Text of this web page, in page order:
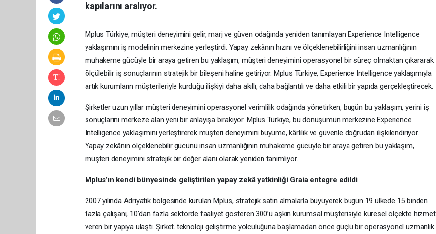
kapılarını aralıyor.
Mplus Türkiye, müşteri deneyimini gelir, marj ve güven odağında yeniden tanımlayan Experience Intelligence
yaklaşımını iş modelinin merkezine yerleştirdi. Yapay zekânın hızını ve ölçeklenebilirliğini insan uzmanlığının
muhakeme gücüyle bir araya getiren bu yaklaşım, müşteri deneyimini operasyonel bir süreç olmaktan çıkararak
ölçülebilir iş sonuçlarının stratejik bir bileşeni haline getiriyor. Mplus Türkiye, Experience Intelligence yaklaşımıyla
artık kurumların müşterileriyle kurduğu ilişkiyi daha akıllı, daha bağlantılı ve daha etkili bir yapıda gerçekleştirecek.
Şirketler uzun yıllar müşteri deneyimini operasyonel verimlilik odağında yönetirken, bugün bu yaklaşım, yerini iş
sonuçlarını merkeze alan yeni bir anlayışa bırakıyor. Mplus Türkiye, bu dönüşümün merkezine Experience
Intelligence yaklaşımını yerleştirerek müşteri deneyimini büyüme, kârlılık ve güvenle doğrudan ilişkilendiriyor.
Yapay zekânın ölçeklenebilir gücünü insan uzmanlığının muhakeme gücüyle bir araya getiren bu yaklaşım,
müşteri deneyimini stratejik bir değer alanı olarak yeniden tanımlıyor.
Mplus’ın kendi bünyesinde geliştirilen yapay zekâ yetkinliği Graia entegre edildi
2007 yılında Adriyatik bölgesinde kurulan Mplus, stratejik satın almalarla büyüyerek bugün 19 ülkede 15 binden
fazla çalışanı, 10’dan fazla sektörde faaliyet gösteren 300’ü aşkın kurumsal müşterisiyle küresel ölçekte hizmet
veren bir yapıya ulaştı. Şirket, teknoloji geliştirme yolculuğuna başlamadan önce güçlü bir operasyonel uzmanlık